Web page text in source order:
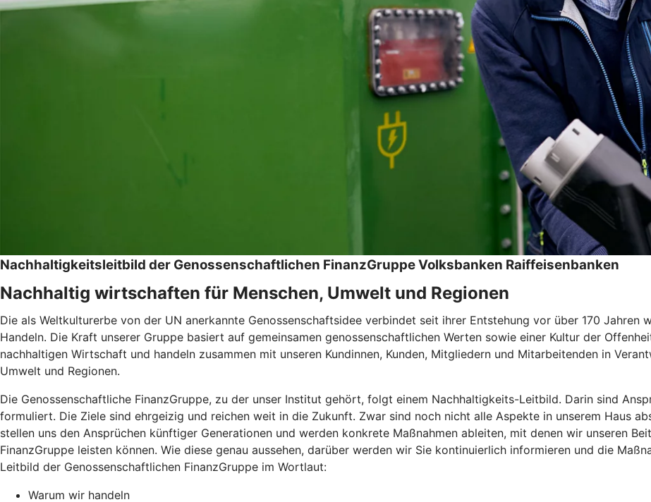
Nachhaltigkeitsleitbild der Genossenschaftlichen FinanzGruppe Volksbanken Raiffeisenbanken
Nachhaltig wirtschaften für Menschen, Umwelt und Regionen
Die als Weltkulturerbe von der UN anerkannte Genossenschaftsidee verbindet seit ihrer Entstehung vor über 170
Handeln. Die Kraft unserer Gruppe basiert auf gemeinsamen genossenschaftlichen Werten sowie einer Kultur der
nachhaltigen Wirtschaft und handeln zusammen mit unseren Kundinnen, Kunden, Mitgliedern und Mitarbeitenden in
Umwelt und Regionen.
Die Genossenschaftliche FinanzGruppe, zu der unser Institut gehört, folgt einem Nachhaltigkeits-Leitbild. Darin sind
formuliert. Die Ziele sind ehrgeizig und reichen weit in die Zukunft. Zwar sind noch nicht alle Aspekte in unserem Haus
stellen uns den Ansprüchen künftiger Generationen und werden konkrete Maßnahmen ableiten, mit denen wir unseren
FinanzGruppe leisten können. Wie diese genau aussehen, darüber werden wir Sie kontinuierlich informieren und die
Leitbild der Genossenschaftlichen FinanzGruppe im Wortlaut:
Warum wir handeln